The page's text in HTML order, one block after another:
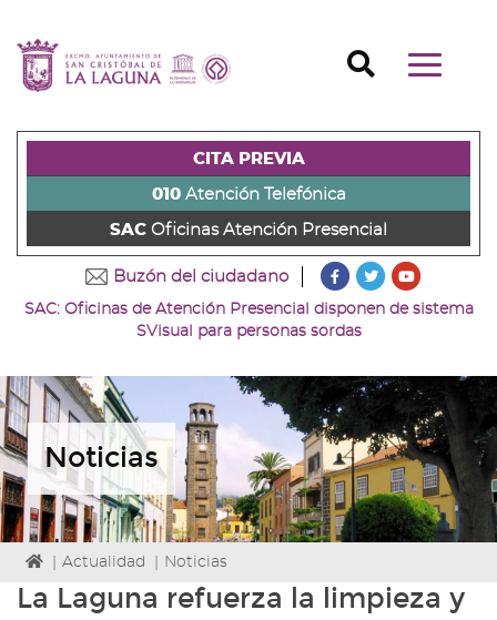
contenido
principal
página
s)
a
la
la
+
Ir
al
la
+
Ir
principal
u)
Mostrar/
Buscador
CITA PREVIA
010Atención Telefónica
SAC Oficinas Atención Presencial
Buzón del ciudadano
???
Ir
a
página
de
Facebook
???
Ir
página
de
Twitter
Ir
canal
de
Youtube
SAC: Oficinas de Atención Presencial disponen de sistema
SVisual para personas sordas
Noticias
Icono
Home
Actualidad Noticias
La Laguna refuerza la limpieza y